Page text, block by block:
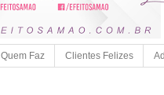
Quem Faz Clientes Felizes